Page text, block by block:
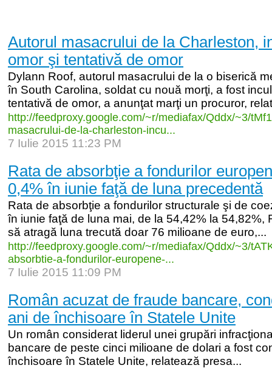
Autorul masacrului de la Charleston,
omor şi tentativă de omor
Dylann Roof, autorul masacrului de la o biserică
în South Carolina, soldat cu nouă morţi, a fost
tentativă de omor, a anunţat marţi un procuror,
http://feedproxy.google.com/~r/mediafax/Qddx/~3/
masacrului-de- la-charleston-incu...
7 Iulie 2015 11:23 PM
Rata de absorbţie a fondurilor
0,4% în iunie faţă de luna precedentă
Rata de absorbţie a fondurilor structurale şi de
în iunie faţă de luna mai, de la 54,42% la 54,82%,
să atragă luna trecută doar 76 milioane de euro,...
http://feedproxy.google.com/~r/mediafax/Qddx/~3/
absorbtie-a-fondurilor-europene-...
7 Iulie 2015 11:09 PM
Român acuzat de fraude bancare,
ani de închisoare în Statele Unite
Un român considerat liderul unei grupări
bancare de peste cinci milioane de dolari a fost
închisoare în Statele Unite, relatează presa...